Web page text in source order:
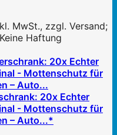
MwSt., zzgl. Versand;
Haftung
20x Echter
- Mottenschutz für
– Auto...*